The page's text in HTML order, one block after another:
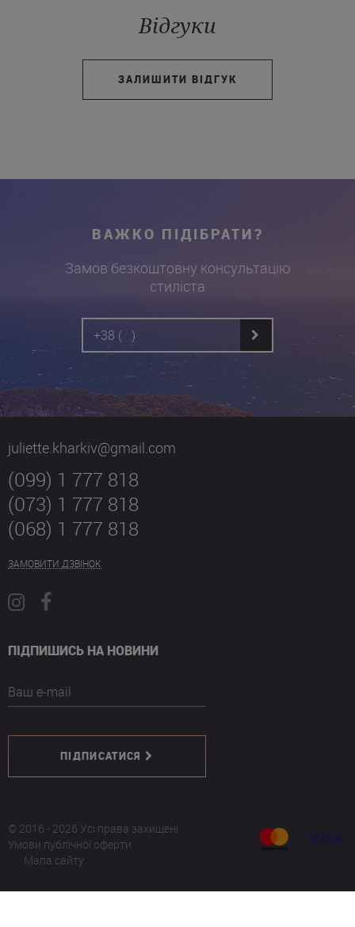
Відгуки
ЗАЛИШИТИ ВІДГУК
ВАЖКО ПІДІБРАТИ?
Замов безкоштовну консультацію
стиліста
juliette.kharkiv@gmail.com
(099) 1 777 818
(073) 1 777 818
(068) 1 777 818
ЗАМОВИТИ ДЗВІНОК
ПІДПИШИСЬ НА НОВИНИ
Ваш e-mail
ПІДПИСАТИСЯ
© 2016 - 2026 Усі права захищені
Умови публічної оферти
Мапа сайту